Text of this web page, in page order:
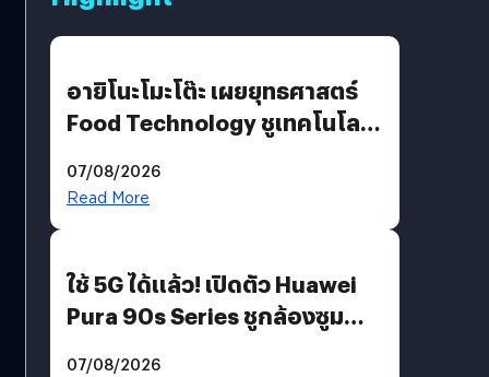
อายิโนะโมะโต๊ะ เผยยุทธศาสตร์
Food Technology ชูเทคโนโลยี
บริโภคและ B2B
07/08/2026
Read More
ใช้ 5G ได้แล้ว! เปิดตัว Huawei
Pura 90s Series ชูกล้องซูม
07/08/2026